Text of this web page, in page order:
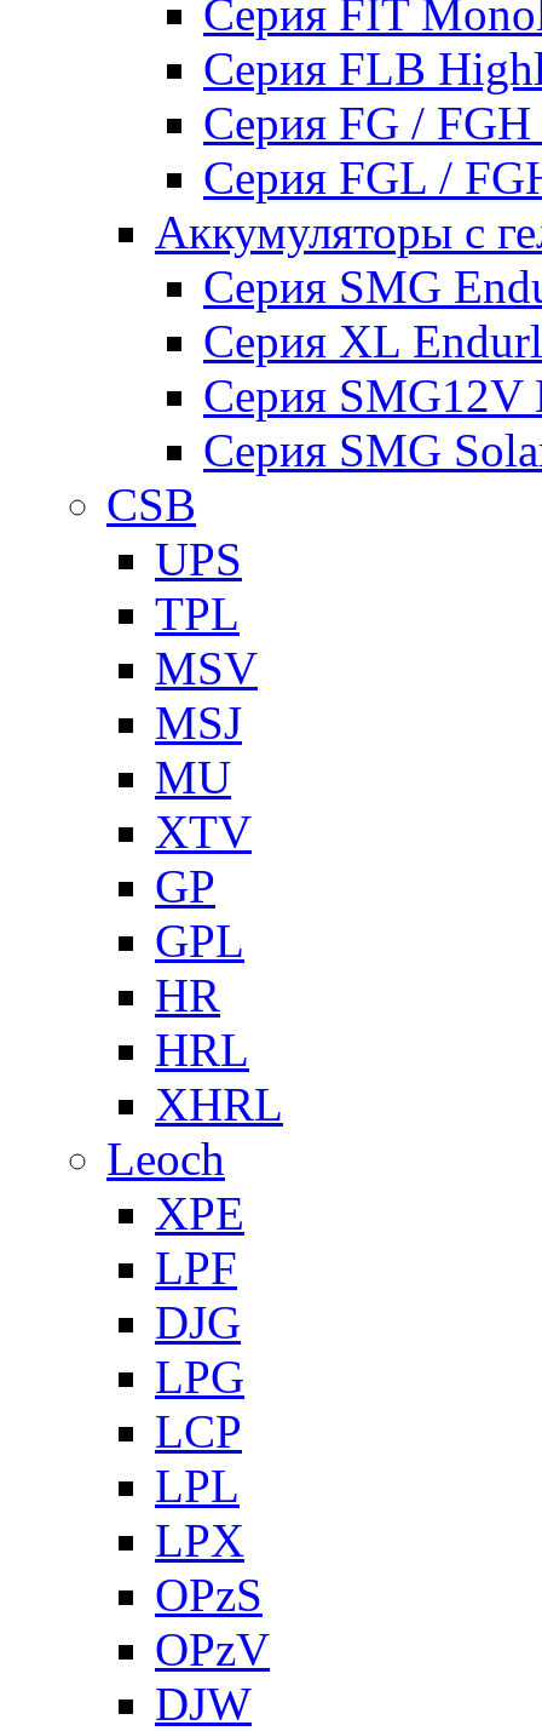
Серия FIT
Серия FLB
Серия FG /
Серия FGL /
Аккумуляторы с
Серия SMG
Серия XL
Серия SMG12V
Серия SMG
CSB
UPS
TPL
MSV
MSJ
MU
XTV
GP
GPL
HR
HRL
XHRL
Leoch
XPE
LPF
DJG
LPG
LCP
LPL
LPX
OPzS
OPzV
DJW